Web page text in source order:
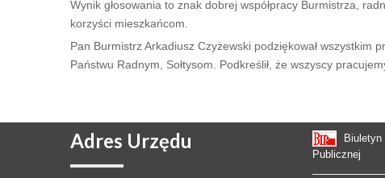
Wynik głosowania to znak dobrej współpracy Burmistrza,
korzyści mieszkańcom.
Pan Burmistrz Arkadiusz Czyżewski podziękował
Państwu Radnym, Sołtysom. Podkreślił, że wszyscy
Adres Urzędu
Biuletyn
Publicznej